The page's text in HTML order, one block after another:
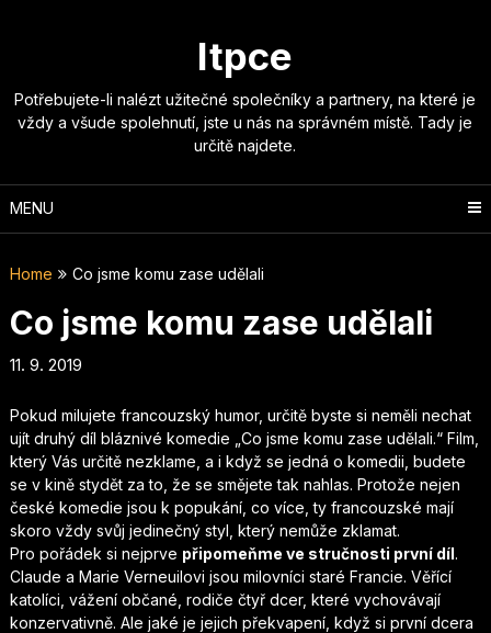
Itpce
Potřebujete-li nalézt užitečné společníky a partnery, na které je
vždy a všude spolehnutí, jste u nás na správném místě. Tady je
určitě najdete.
MENU
Home Co jsme komu zase udělali
Co jsme komu zase udělali
11. 9. 2019
Pokud milujete francouzský humor, určitě byste si neměli nechat
ujít druhý díl bláznivé komedie
„Co jsme komu zase udělali.“Film,
který Vás určitě nezklame, a i když se jedná o komedii, budete
se v kině stydět za to, že se smějete tak nahlas. Protože nejen
české komedie jsou k popukání, co více, ty francouzské mají
skoro vždy svůj jedinečný styl, který nemůže zklamat.
Pro pořádek si nejprve připomeňme ve stručnosti první díl.
Claude a Marie Verneuilovi jsou milovníci staré Francie. Věřící
katolíci, vážení občané, rodiče čtyř dcer, které vychovávají
konzervativně. Ale jaké je jejich překvapení, když si první dcera